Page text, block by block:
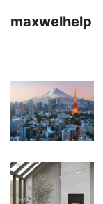
maxwelhelp